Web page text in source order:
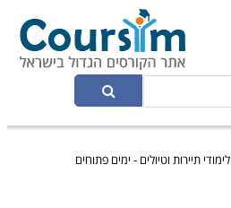
לימודי תיירות וטיולים - ימים פתוחים